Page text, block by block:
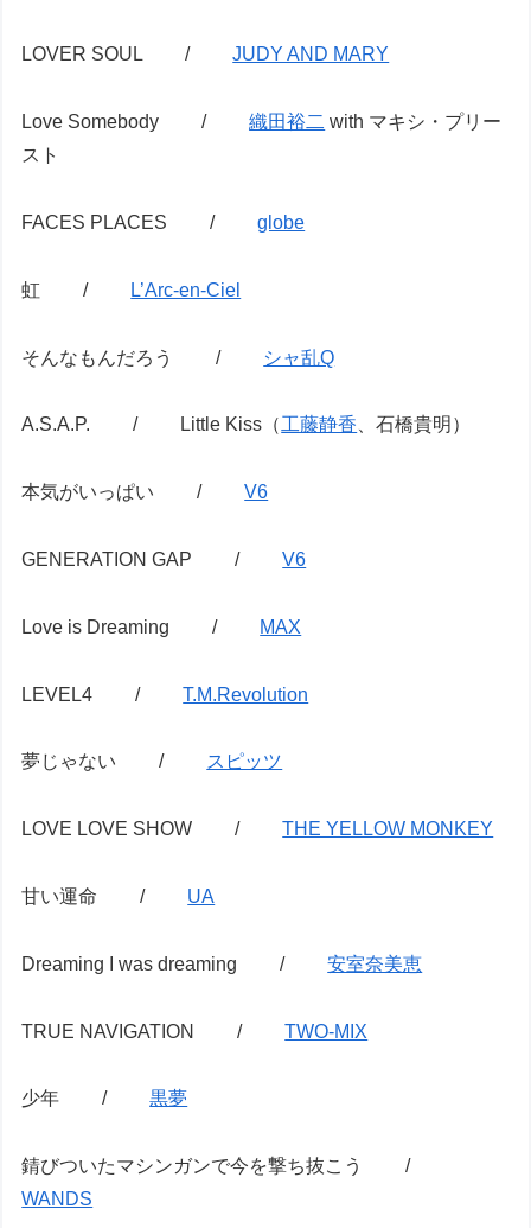
LOVER SOUL /JUDY AND MARY
Love Somebody /織田裕二 with マキシ・プリー
スト
FACES PLACES /globe
虹 / L’Arc-en-Ciel
そんなもんだろう / シャ乱Q
A.S.A.P. / Little Kiss（工藤静香 、石橋貴明）
本気がいっぱい /V6
GENERATION GAP /V6
Love is Dreaming / MAX
LEVEL4 /T.M.Revolution
夢じゃない / スピッツ
LOVE LOVE SHOW /THE YELLOW MONKEY
甘い運命 / UA
Dreaming I was dreaming /安室奈美恵
TRUE NAVIGATION /TWO-MIX
少年 /黒夢
錆びついたマシンガンで今を撃ち抜こう /
WANDS